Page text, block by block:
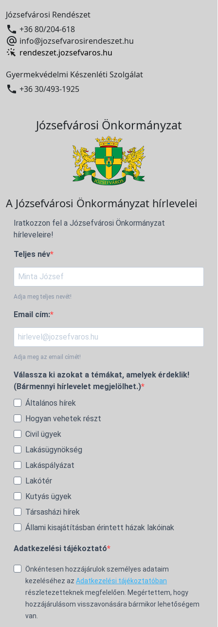
Józsefvárosi Rendészet
 +36 80/204-618
 info@jozsefvarosirendeszet.hu
rendeszet.jozsefvaros.hu
Gyermekvédelmi Készenléti Szolgálat
 +36 30/493-1925
Józsefvárosi Önkormányzat
A Józsefvárosi Önkormányzat hírlevelei
Iratkozzon fel a Józsefvárosi Önkormányzat
hírleveleire!
Teljes név
Adja meg teljes nevét!
Email cím:
Adja meg az email címét!
Válassza ki azokat a témákat, amelyek érdeklik!
(Bármennyi hírlevelet megjelölhet.)
Általános hírek
Hogyan vehetek részt
Civil ügyek
Lakásügynökség
Lakáspályázat
Lakótér
Kutyás ügyek
Társasházi hírek
Állami kisajátításban érintett házak lakóinak
Adatkezelési tájékoztató
Önkéntesen hozzájárulok személyes adataim
kezeléséhez az Adatkezelési tájékoztatóban
részletezetteknek megfelelően. Megértettem, hogy
hozzájárulásom visszavonására bármikor lehetőségem
van.